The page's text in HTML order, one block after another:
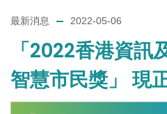
最新消息 2022-05-06
「2022香港資訊
智慧市民獎」‍ 現